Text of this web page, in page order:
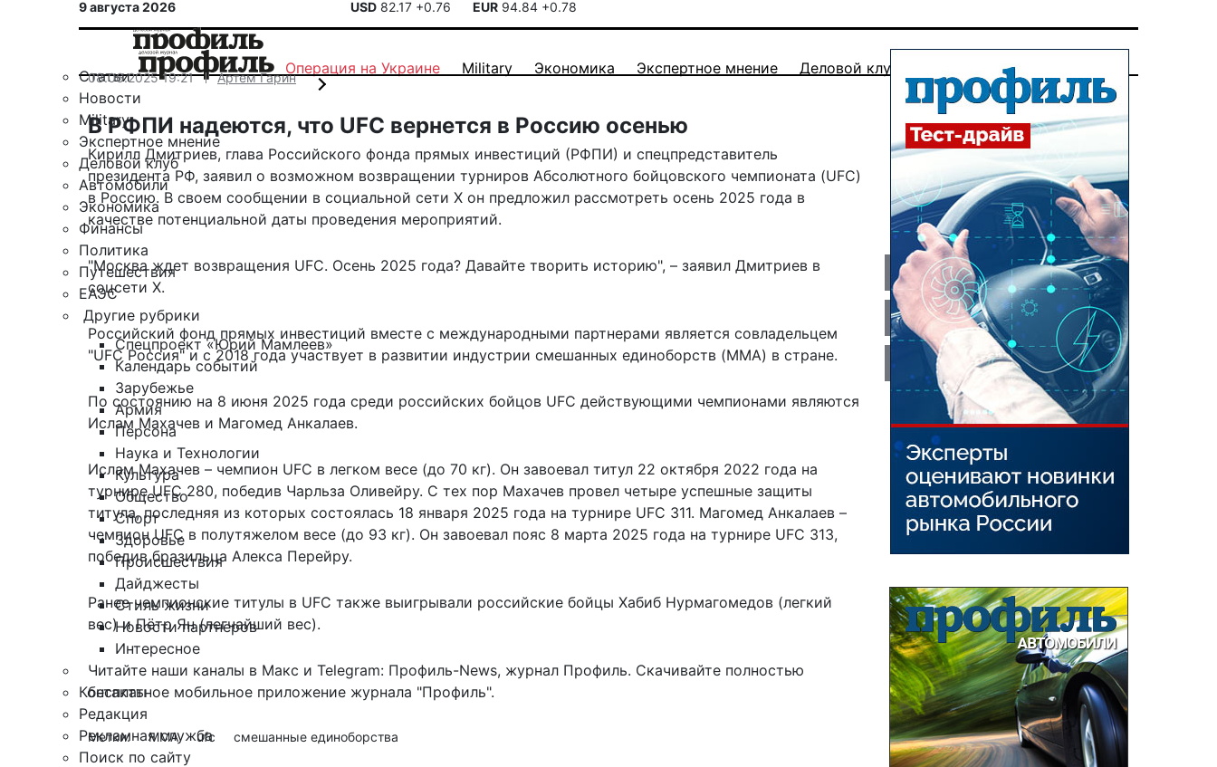
9 августа 2026 USD 82.17 +0.76 EUR 94.84 +0.78
Статьи
Новости
Military
Экспертное мнение
Деловой клуб
Автомобили
Экономика
Финансы
Политика
Путешествия
ЕАЭС
Другие рубрики
Спецпроект «Юрий Мамлеев»
Календарь событий
Зарубежье
Армия
Персона
Наука и Технологии
Культура
Общество
Спорт
Здоровье
Происшествия
Дайджесты
Стиль жизни
Новости партнеров
Интересное
Контакты
Редакция
Рекламная служба
Поиск по сайту
Операция на Украине Military Экономика Экспертное мнение Деловой клуб
08.06.2025 19:21 Артем Гарин
В РФПИ надеются, что UFC вернется в Россию осенью
Кирилл Дмитриев, глава Российского фонда прямых инвестиций (РФПИ) и спецпредставитель
президента РФ, заявил о возможном возвращении турниров Абсолютного бойцовского чемпионата (UFC)
в Россию. В своем сообщении в социальной сети X он предложил рассмотреть осень 2025 года в
качестве потенциальной даты проведения мероприятий.
"Москва ждет возвращения UFC. Осень 2025 года? Давайте творить историю", – заявил Дмитриев в
соцсети Х.
Российский фонд прямых инвестиций вместе с международными партнерами является совладельцем
"UFC Россия" и с 2018 года участвует в развитии индустрии смешанных единоборств (MMA) в стране.
По состоянию на 8 июня 2025 года среди российских бойцов UFC действующими чемпионами являются
Ислам Махачев и Магомед Анкалаев.
Ислам Махачев – чемпион UFC в легком весе (до 70 кг). Он завоевал титул 22 октября 2022 года на
турнире UFC 280, победив Чарльза Оливейру. С тех пор Махачев провел четыре успешные защиты
титула, последняя из которых состоялась 18 января 2025 года на турнире UFC 311. Магомед Анкалаев –
чемпион UFC в полутяжелом весе (до 93 кг). Он завоевал пояс 8 марта 2025 года на турнире UFC 313,
победив бразильца Алекса Перейру.
Ранее чемпионские титулы в UFC также выигрывали российские бойцы Хабиб Нурмагомедов (легкий
вес) и Пётр Ян (легчайший вес).
Читайте наши каналы в Макс и Telegram: Профиль-News, журнал Профиль. Скачивайте полностью
бесплатное мобильное приложение журнала "Профиль".
Метки: MMA ufc смешанные единоборства